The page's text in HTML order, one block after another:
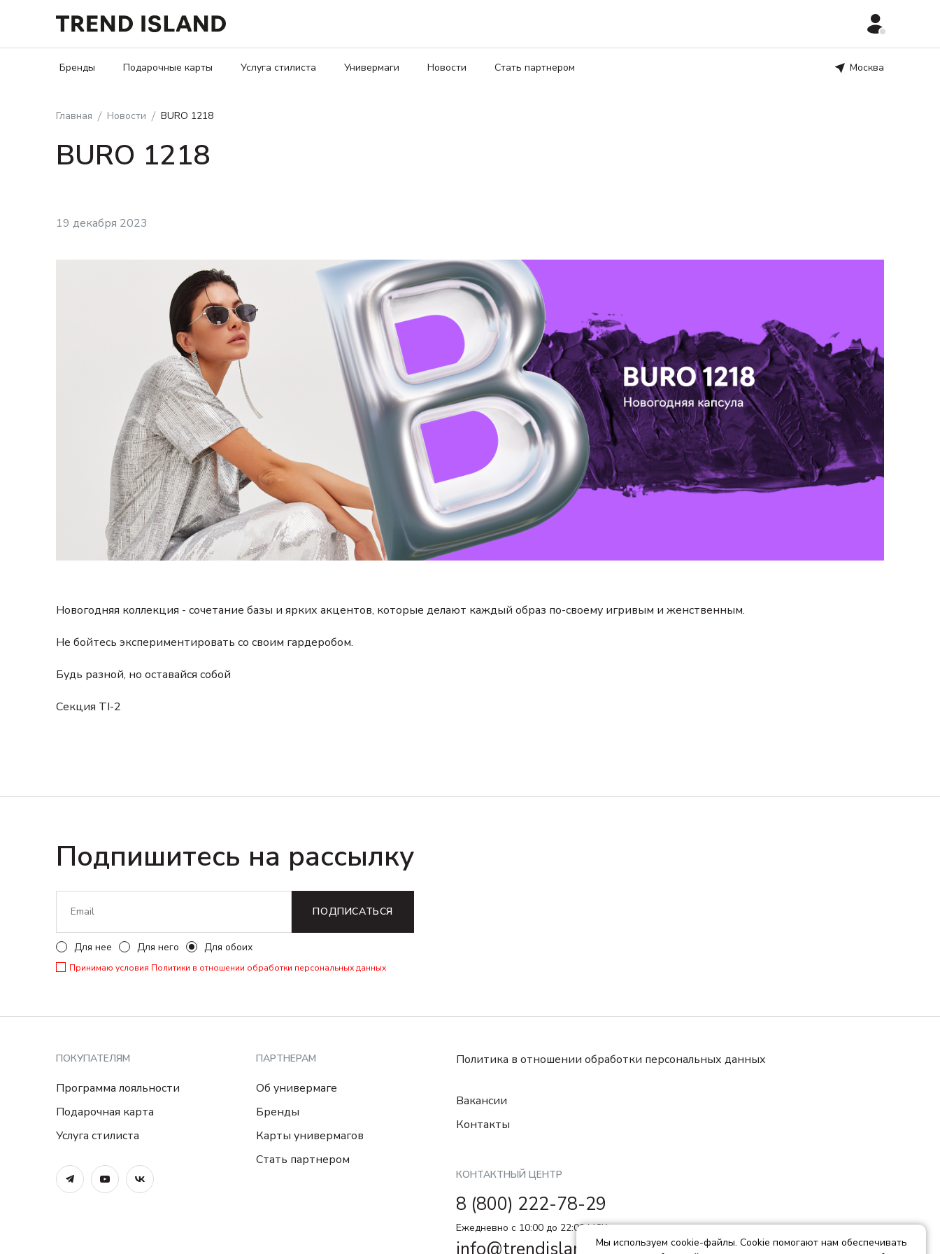
Бренды Подарочные карты Услуга стилиста Универмаги Новости Стать партнером Москва
Главная Новости BURO 1218
BURO 1218
19 декабря 2023
Новогодняя коллекция - сочетание базы и ярких акцентов, которые делают каждый образ по-своему игривым и женственным.
Не бойтесь экспериментировать со своим гардеробом.
Будь разной, но оставайся собой
Секция TI-2
Подпишитесь на рассылку
ПОДПИСАТЬСЯ
Для нее Для него Для обоих
Принимаю условия Политики в отношении обработки персональных данных
ПОКУПАТЕЛЯМ
Программа лояльности
Подарочная карта
Услуга стилиста
ПАРТНЕРАМ
Об универмаге
Бренды
Карты универмагов
Стать партнером
Политика в отношении обработки персональных данных
Вакансии
Контакты
КОНТАКТНЫЙ ЦЕНТР
8 (800) 222-78-29
Ежедневно с 10:00 до 22:00 МCK
info@trendisland.ruМы используем cookie-файлы. Cookie помогают нам обеспечивать